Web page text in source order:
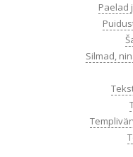
Paelad
Silmad,